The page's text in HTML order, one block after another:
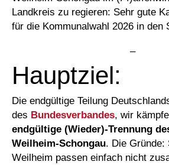
Landkreis zu regieren: Sehr gute
für die Kommunalwahl 2026 in den
–
Hauptziel:
Die endgültige Teilung
des Bundesverbandes, wir
endgültige (Wieder)-Trennung
Weilheim-Schongau. Die Gründe:
Weilheim passen einfach nicht